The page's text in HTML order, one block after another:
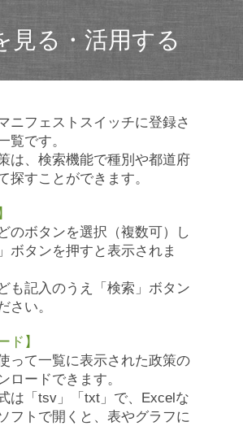
見る・活用する
ニフェストスイッチに登録さ
覧です。
は、検索機能で種別や都道府
探すことができます。
のボタンを選択（複数可）し
ボタンを押すと表示されま
も記入のうえ「検索」ボタン
さい。
ド】
って一覧に表示された政策の
ロードできます。
は「tsv」「txt」で、Excelな
フトで開くと、表やグラフに